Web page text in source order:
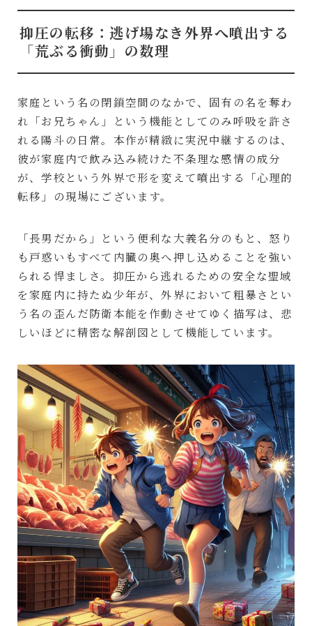
抑圧の転移：逃げ場なき外界へ噴出する
「荒ぶる衝動」の数理
家庭という名の閉鎖空間のなかで、固有の名を奪わ
れ「お兄ちゃん」という機能としてのみ呼吸を許さ
れる陽斗の日常。本作が精緻に実況中継するのは、
彼が家庭内で飲み込み続けた不条理な感情の成分
が、学校という外界で形を変えて噴出する「心理的
転移」の現場にございます。
「長男だから」という便利な大義名分のもと、怒り
も戸惑いもすべて内臓の奥へ押し込めることを強い
られる悍ましさ。抑圧から逃れるための安全な聖域
を家庭内に持たぬ少年が、外界において粗暴さとい
う名の歪んだ防衛本能を作動させてゆく描写は、悲
しいほどに精密な解剖図として機能しています。